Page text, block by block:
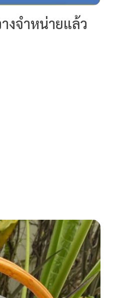
งจำหน่ายแล้ว